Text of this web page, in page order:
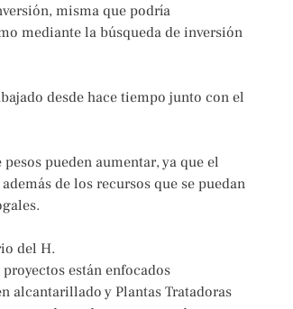
misma que podría
mediante la búsqueda de inversión
desde hace tiempo junto con el
pueden aumentar, ya que el
de los recursos que se puedan
del H.
están enfocados
alcantarillado y Plantas Tratadoras